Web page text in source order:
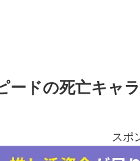
ードの死亡キャ
スポ